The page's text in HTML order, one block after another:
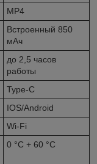
MP4
Встроенный 850
мАч
до 2,5 часов
работы
Type-C
IOS/Android
Wi-Fi
0 °С + 60 °С